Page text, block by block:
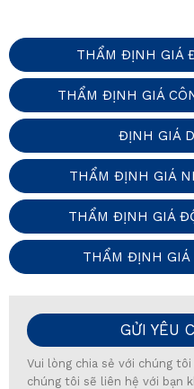
THẨM ĐỊNH GIÁ
THẨM ĐỊNH GIÁ
ĐỊNH GIÁ
THẨM ĐỊNH GIÁ
THẨM ĐỊNH GIÁ
THẨM ĐỊNH GIÁ
GỬI YÊU
Vui lòng chia sẻ với chúng
chúng tôi sẽ liên hệ với bạn